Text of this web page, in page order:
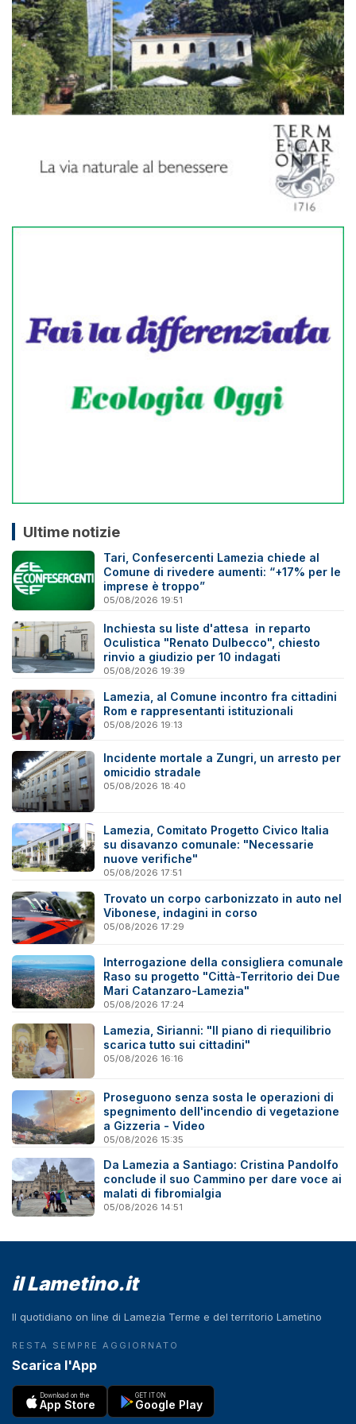
Ultime notizie
Tari, Confesercenti Lamezia chiede al
Comune di rivedere aumenti: “+17% per le
imprese è troppo”
05/08/2026 19:51
Inchiesta su liste d'attesa in reparto
Oculistica "Renato Dulbecco", chiesto
rinvio a giudizio per 10 indagati
05/08/2026 19:39
Lamezia, al Comune incontro fra cittadini
Rom e rappresentanti istituzionali
05/08/2026 19:13
Incidente mortale a Zungri, un arresto per
omicidio stradale
05/08/2026 18:40
Lamezia, Comitato Progetto Civico Italia
su disavanzo comunale: "Necessarie
nuove verifiche"
05/08/2026 17:51
Trovato un corpo carbonizzato in auto nel
Vibonese, indagini in corso
05/08/2026 17:29
Interrogazione della consigliera comunale
Raso su progetto "Città-Territorio dei Due
Mari Catanzaro-Lamezia"
05/08/2026 17:24
Lamezia, Sirianni: "Il piano di riequilibrio
scarica tutto sui cittadini"
05/08/2026 16:16
Proseguono senza sosta le operazioni di
spegnimento dell'incendio di vegetazione
a Gizzeria - Video
05/08/2026 15:35
Da Lamezia a Santiago: Cristina Pandolfo
conclude il suo Cammino per dare voce ai
malati di fibromialgia
05/08/2026 14:51
il Lametino.it
Il quotidiano on line di Lamezia Terme e del territorio Lametino
RESTA SEMPRE AGGIORNATO
Scarica l'App
Download on the
App Store
GET IT ON
Google Play